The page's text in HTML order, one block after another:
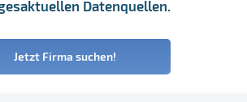
Datenquellen.
Jetzt Firma suchen!